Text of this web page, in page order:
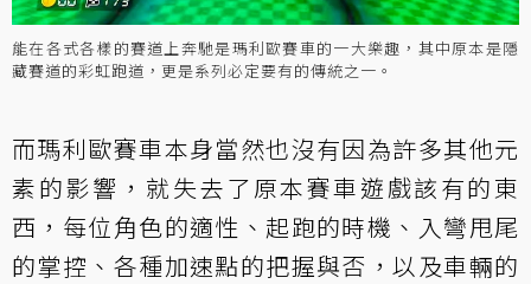
能在各式各樣的賽道上奔馳是瑪利歐賽車的一大樂趣，其中原本是隱
藏賽道的彩虹跑道，更是系列必定要有的傳統之一。
而瑪利歐賽車本身當然也沒有因為許多其他元
素的影響，就失去了原本賽車遊戲該有的東
西，每位角色的適性、起跑的時機、入彎甩尾
的掌控、各種加速點的把握與否，以及車輛的